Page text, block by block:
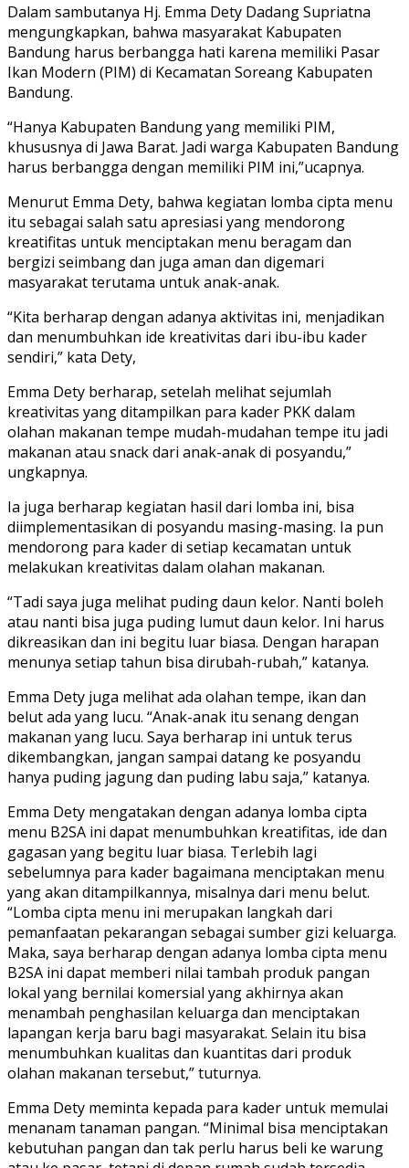
Dalam sambutanya Hj. Emma Dety Dadang Supriatna
mengungkapkan, bahwa masyarakat Kabupaten
Bandung harus berbangga hati karena memiliki Pasar
Ikan Modern (PIM) di Kecamatan Soreang Kabupaten
Bandung.
“Hanya Kabupaten Bandung yang memiliki PIM,
khususnya di Jawa Barat. Jadi warga Kabupaten Bandung
harus berbangga dengan memiliki PIM ini,”ucapnya.
Menurut Emma Dety, bahwa kegiatan lomba cipta menu
itu sebagai salah satu apresiasi yang mendorong
kreatifitas untuk menciptakan menu beragam dan
bergizi seimbang dan juga aman dan digemari
masyarakat terutama untuk anak-anak.
“Kita berharap dengan adanya aktivitas ini, menjadikan
dan menumbuhkan ide kreativitas dari ibu-ibu kader
sendiri,” kata Dety,
Emma Dety berharap, setelah melihat sejumlah
kreativitas yang ditampilkan para kader PKK dalam
olahan makanan tempe mudah-mudahan tempe itu jadi
makanan atau snack dari anak-anak di posyandu,”
ungkapnya.
Ia juga berharap kegiatan hasil dari lomba ini, bisa
diimplementasikan di posyandu masing-masing. Ia pun
mendorong para kader di setiap kecamatan untuk
melakukan kreativitas dalam olahan makanan.
“Tadi saya juga melihat puding daun kelor. Nanti boleh
atau nanti bisa juga puding lumut daun kelor. Ini harus
dikreasikan dan ini begitu luar biasa. Dengan harapan
menunya setiap tahun bisa dirubah-rubah,” katanya.
Emma Dety juga melihat ada olahan tempe, ikan dan
belut ada yang lucu. “Anak-anak itu senang dengan
makanan yang lucu. Saya berharap ini untuk terus
dikembangkan, jangan sampai datang ke posyandu
hanya puding jagung dan puding labu saja,” katanya.
Emma Dety mengatakan dengan adanya lomba cipta
menu B2SA ini dapat menumbuhkan kreatifitas, ide dan
gagasan yang begitu luar biasa. Terlebih lagi
sebelumnya para kader bagaimana menciptakan menu
yang akan ditampilkannya, misalnya dari menu belut.
“Lomba cipta menu ini merupakan langkah dari
pemanfaatan pekarangan sebagai sumber gizi keluarga.
Maka, saya berharap dengan adanya lomba cipta menu
B2SA ini dapat memberi nilai tambah produk pangan
lokal yang bernilai komersial yang akhirnya akan
menambah penghasilan keluarga dan menciptakan
lapangan kerja baru bagi masyarakat. Selain itu bisa
menumbuhkan kualitas dan kuantitas dari produk
olahan makanan tersebut,” tuturnya.
Emma Dety meminta kepada para kader untuk memulai
menanam tanaman pangan. “Minimal bisa menciptakan
kebutuhan pangan dan tak perlu harus beli ke warung